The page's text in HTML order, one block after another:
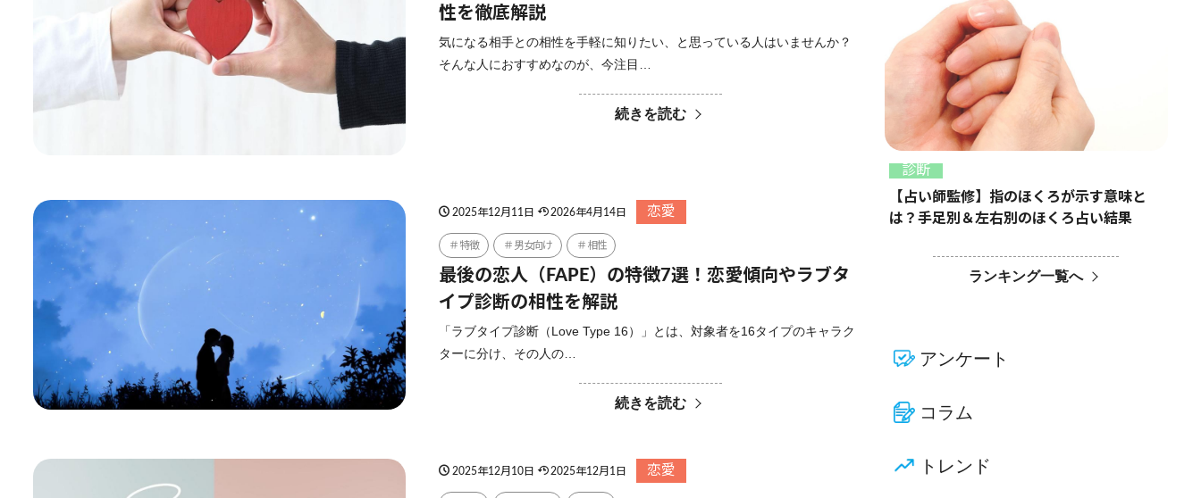
性を徹底解説
気になる相手との相性を手軽に知りたい、と思っている人はいませんか？
そんな人におすすめなのが、今注目…
続きを読む
2025年12月11日 2026年4月14日 恋愛
特徴 男女向け 相性
最後の恋人（FAPE）の特徴7選！恋愛傾向やラブタ
イプ診断の相性を解説
「ラブタイプ診断（Love Type 16）」とは、対象者を16タイプのキャラク
ターに分け、その人の…
続きを読む
2025年12月10日 2025年12月1日 恋愛
診断
【占い師監修】指のほくろが示す意味と
は？手足別＆左右別のほくろ占い結果
ランキング一覧へ
アンケート
コラム
トレンド